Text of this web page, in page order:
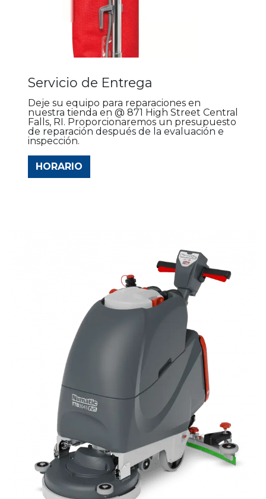
Servicio de Entrega
Deje su equipo para reparaciones en
nuestra tienda en @ 871 High Street Central
Falls, RI. Proporcionaremos un presupuesto
de reparación después de la evaluación e
inspección.
HORARIO